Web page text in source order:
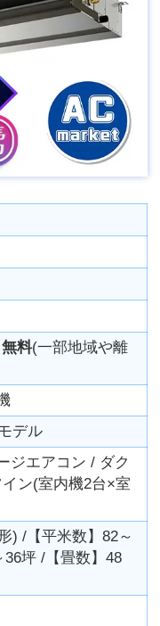
無料(一部地域や離
デル
ジエアコン / ダク
ン(室内機2台×室
) /【平米数】82～
36坪 /【畳数】48